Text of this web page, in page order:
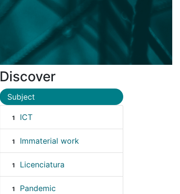
Discover
Subject
1 ICT
1 Immaterial work
1 Licenciatura
1 Pandemic